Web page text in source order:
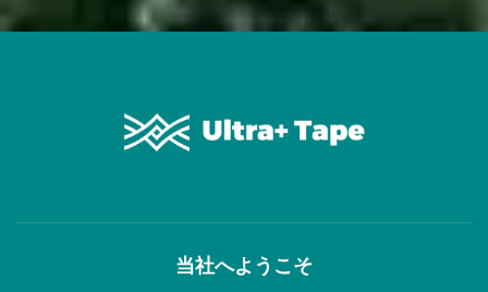
当社へようこそ